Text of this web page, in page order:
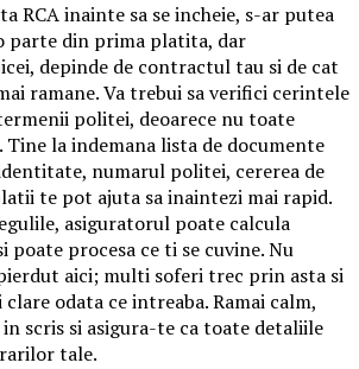
RCA inainte sa se incheie, s-ar putea
parte din prima platita, dar
depinde de contractul tau si de cat
ramane. Va trebui sa verifici cerintele
politei, deoarece nu toate
la indemana lista de documente
numarul politei, cererea de
te pot ajuta sa inaintezi mai rapid.
asiguratorul poate calcula
poate procesa ce ti se cuvine. Nu
aici; multi soferi trec prin asta si
odata ce intreaba. Ramai calm,
scris si asigura-te ca toate detaliile
tale.